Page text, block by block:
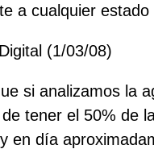
a cualquier estado
(1/03/08)
si analizamos la
tener el 50% de
en día